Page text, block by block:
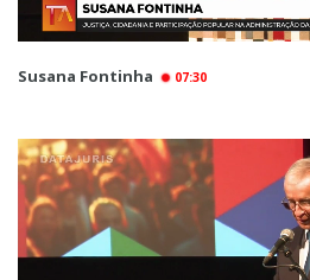
Susana Fontinha 07:30